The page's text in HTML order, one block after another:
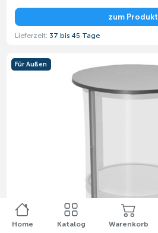
zum Produkt
Lieferzeit: 37 bis 45 Tage
Für Außen
Home Katalog Warenkorb